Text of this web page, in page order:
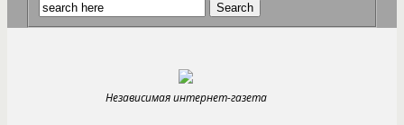
Независимая интернет-газета